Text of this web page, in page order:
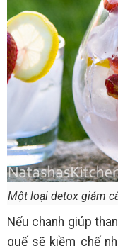
Một loại detox giảm
Nếu chanh giúp
quế sẽ kiềm chế